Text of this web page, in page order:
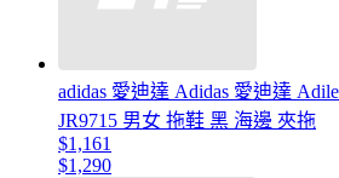
adidas 愛迪達 Adidas 愛迪達
JR9715 男女 拖鞋 黑 海邊 夾拖
$1,161
$1,290